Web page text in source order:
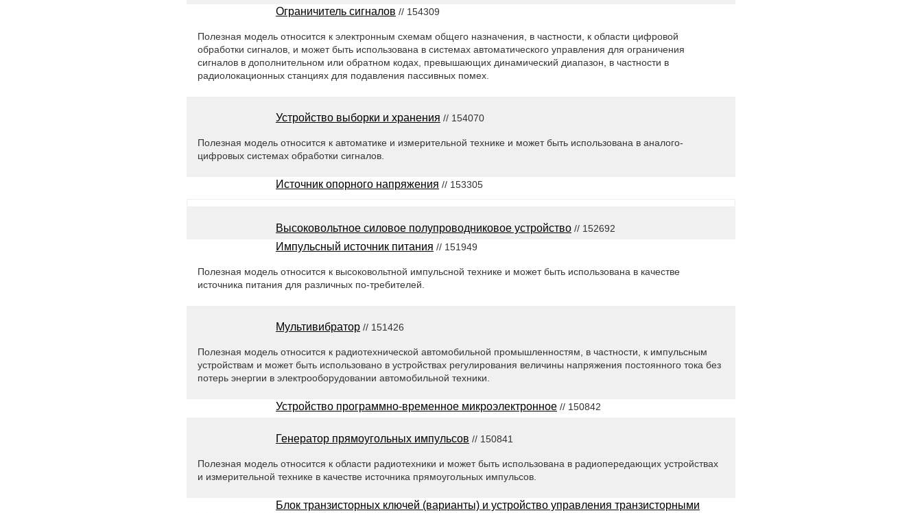
Ограничитель сигналов // 154309
Полезная модель относится к электронным схемам общего назначения, в частности, к области цифровой
обработки сигналов, и может быть использована в системах автоматического управления для ограничения
сигналов в дополнительном или обратном кодах, превышающих динамический диапазон, в частности в
радиолокационных станциях для подавления пассивных помех.
Устройство выборки и хранения // 154070
Полезная модель относится к автоматике и измерительной технике и может быть использована в аналого-
цифровых системах обработки сигналов.
Источник опорного напряжения // 153305
Высоковольтное силовое полупроводниковое устройство // 152692
Импульсный источник питания // 151949
Полезная модель относится к высоковольтной импульсной технике и может быть использована в качестве
источника питания для различных по-требителей.
Мультивибратор // 151426
Полезная модель относится к радиотехнической автомобильной промышленностям, в частности, к импульсным
устройствам и может быть использовано в устройствах регулирования величины напряжения постоянного тока без
потерь энергии в электрооборудовании автомобильной техники.
Устройство программно-временное микроэлектронное // 150842
Генератор прямоугольных импульсов // 150841
Полезная модель относится к области радиотехники и может быть использована в радиопередающих устройствах
и измерительной технике в качестве источника прямоугольных импульсов.
Блок транзисторных ключей (варианты) и устройство управления транзисторными